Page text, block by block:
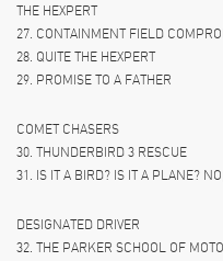
THE HEXPERT
27. CONTAINMENT FIELD
28. QUITE THE HEXPERT
29. PROMISE TO A FATHER
COMET CHASERS
30. THUNDERBIRD 3 RESCUE
31. IS IT A BIRD? IS IT A PLANE?
DESIGNATED DRIVER
32. THE PARKER SCHOOL OF